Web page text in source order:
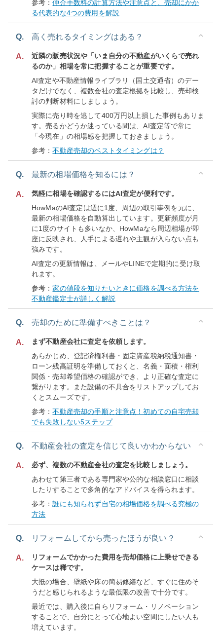
参考：仲介手数料の計算方法や注意点と、売却にかか
る代表的な4つの費用を解説
Q. 高く売れるタイミングはある？
A.
近隣の販売状況や「いま自分の不動産がいくらで売れ
るのか」相場を常に把握することが重要です。
AI査定や不動産情報ライブラリ（国土交通省）のデー
タだけでなく、複数会社の査定根拠を比較し、売却検
討の判断材料にしましょう。
実際に売り時を逃して400万円以上損した事例もありま
す。売るかどうか迷っている間は、AI査定等で常に
「今現在」の相場感を把握しておきましょう。
参考：不動産売却のベストタイミングは？
Q. 最新の相場価格を知るには？
A.
気軽に相場を確認するにはAI査定が便利です。
HowMaのAI査定は週に1度、周辺の取引事例を元に、
最新の相場価格を自動算出しています。更新頻度が月
に1度のサイトも多いなか、HowMaなら周辺相場が即
座に反映され、人手による遅れや主観が入らない点も
強みです。
AI査定の更新情報は、メールやLINEで定期的に受け取
れます。
参考：家の値段を知りたいときに価格を調べる方法を
不動産鑑定士が詳しく解説
Q. 売却のために準備すべきことは？
A.
まず不動産会社に査定を依頼します。
あらかじめ、登記済権利書・固定資産税納税通知書・
ローン残高証明を準備しておくと、名義・面積・権利
関係・売却希望価格の確認ができ、より正確な査定に
繋がります。また設備の不具合をリストアップしてお
くとスムーズです。
参考：不動産売却の手順と注意点！初めての自宅売却
でも失敗しない5ステップ
Q. 不動産会社の査定を信じて良いかわからない
A.
必ず、複数の不動産会社の査定を比較しましょう。
あわせて第三者である専門家や公的な相談窓口に相談
したりすることで多角的なアドバイスを得られます。
参考：誰にも知られず自宅の相場価格を調べる究極の
方法
Q. リフォームしてから売ったほうが良い？
A.
リフォームでかかった費用を売却価格に上乗せできる
ケースは稀です。
大抵の場合、壁紙や床の簡易修繕など、すぐに住めそ
うだと感じられるような最低限の改善で十分です。
最近では、購入後に自らリフォーム・リノベーション
することで、自分にとって心地よい空間にしたい人も
増えています。